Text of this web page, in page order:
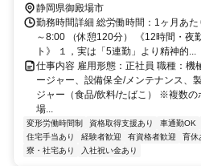
静岡県御殿場市
勤務時間詳細 総労働時間：1ヶ月あ
～8:00 （休憩120分） 《12時間・夜
ト》 １，実は「5連勤」より精神的...
仕事内容 雇用形態：正社員 職種：機
ージャー、設備保全/メンテナンス、
ジャー（食品/飲料/たばこ） ※複数の
場...
変形労働時間制 資格取得支援あり 車通勤OK
住宅手当あり
経験者歓迎 有資格者歓迎 育休
寮・社宅あり
入社祝い金あり